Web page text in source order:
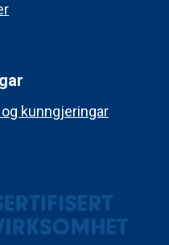
kunngjeringar